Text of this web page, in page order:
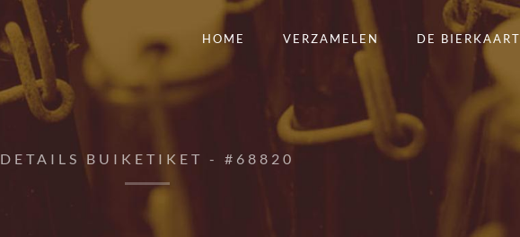
HOME VERZAMELEN DE BIERKAART
DETAILS BUIKETIKET - #68820